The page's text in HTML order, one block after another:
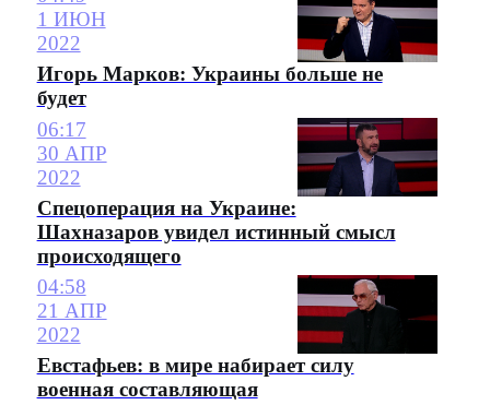
1 ИЮН
2022
Игорь Марков: Украины больше не
будет
06:17
30 АПР
2022
Спецоперация на Украине:
Шахназаров увидел истинный смысл
происходящего
04:58
21 АПР
2022
Евстафьев: в мире набирает силу
военная составляющая